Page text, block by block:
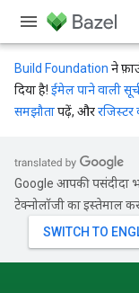
Build Foundation ने
दिया है! ईमेल पाने वाली
समझौतापढ़ें, औररजिस्टर
Google आपकी पसंदीदा
टेक्नोलॉजी का इस्तेमाल